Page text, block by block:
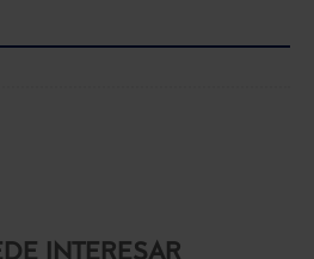
INTERESAR